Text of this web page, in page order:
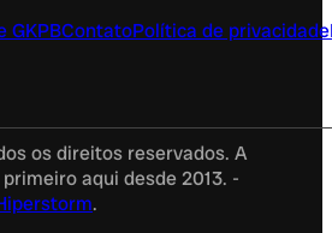
GKPBContatoPolítica de privacidade
os direitos reservados. A
aqui desde 2013. -
.